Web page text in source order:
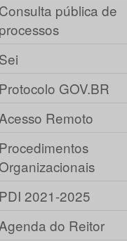
Consulta pública de
processos
Sei
Protocolo GOV.BR
Acesso Remoto
Procedimentos
PDI 2021-2025
Agenda do Reitor